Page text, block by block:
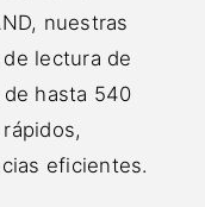
nuestras
lectura de
hasta 540
eficientes.